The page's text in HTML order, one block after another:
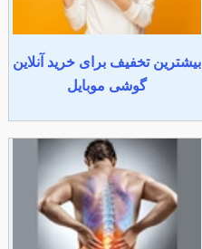
بیشترین تخفیف برای خرید آنلاین
گوشی موبایل